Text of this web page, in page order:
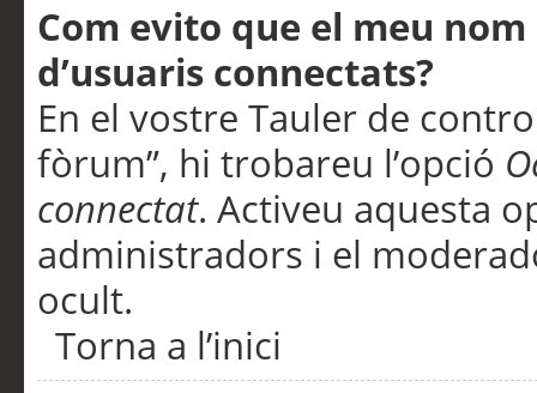
Com evito que el meu
d’usuaris connectats?
En el vostre Tauler de
fòrum”, hi trobareu l’opció
connectat. Activeu aquesta
administradors i el
ocult.
Torna a l’inici